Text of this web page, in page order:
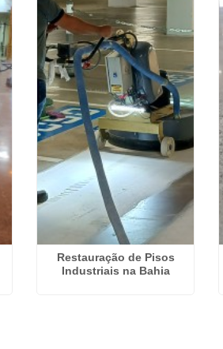
Restauração de Pisos
Industriais na Bahia